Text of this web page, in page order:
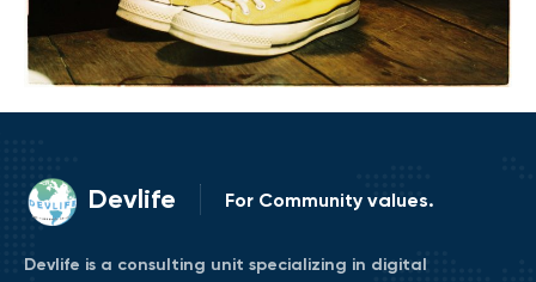
Devlife For Community values.
Devlife is a consulting unit specializing in digital